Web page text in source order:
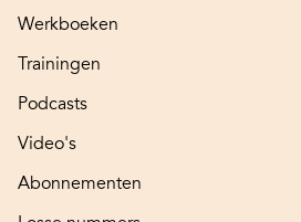
Werkboeken
Trainingen
Podcasts
Video's
Abonnementen